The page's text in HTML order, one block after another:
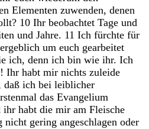
Elementen zuwenden, denen
? 10 Ihr beobachtet Tage und
und Jahre. 11 Ich fürchte für
um euch gearbeitet
ich, denn ich bin wie ihr. Ich
! Ihr habt mir nichts zuleide
daß ich bei leiblicher
das Evangelium
ihr habt die mir am Fleische
nicht gering angeschlagen oder